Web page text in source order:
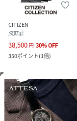
CITIZEN
腕時計
38,500円 30%OFF
350ポイント(1倍)